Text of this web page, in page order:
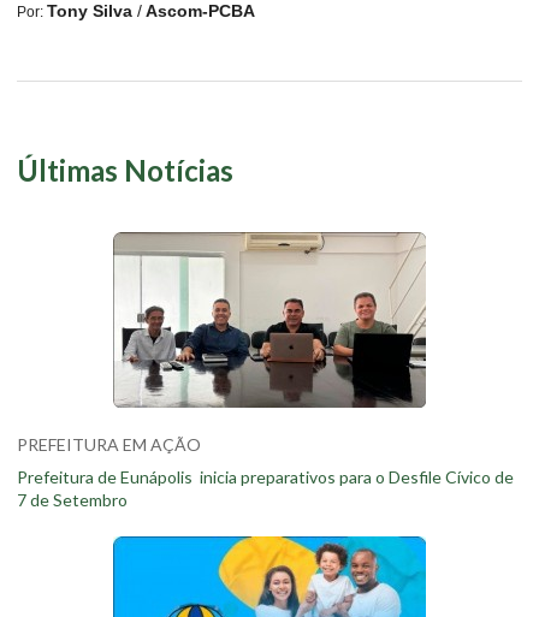
Por: Tony Silva /Ascom-PCBA
Últimas Notícias
PREFEITURA EM AÇÃO
Prefeitura de Eunápolis inicia preparativos para o Desfile Cívico de
7 de Setembro